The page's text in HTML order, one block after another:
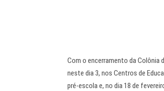
Com o encerramento da Colônia
neste dia 3, nos Centros de
pré-escola e, no dia 18 de